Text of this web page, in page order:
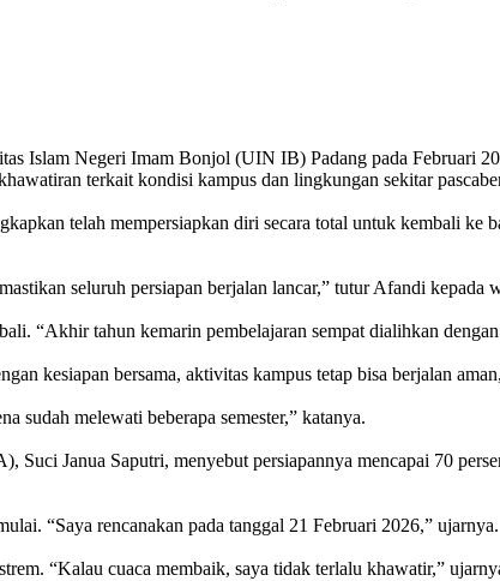
Islam Negeri Imam Bonjol (UIN IB) Padang pada Februari
terkait kondisi kampus dan lingkungan sekitar
telah mempersiapkan diri secara total untuk kembali ke
seluruh persiapan berjalan lancar,” tutur Afandi kepada
“Akhir tahun kemarin pembelajaran sempat dialihkan
kesiapan bersama, aktivitas kampus tetap bisa berjalan
sudah melewati beberapa semester,” katanya.
Janua Saputri, menyebut persiapannya mencapai 70
“Saya rencanakan pada tanggal 21 Februari 2026,” ujarnya.
“Kalau cuaca membaik, saya tidak terlalu khawatir,”